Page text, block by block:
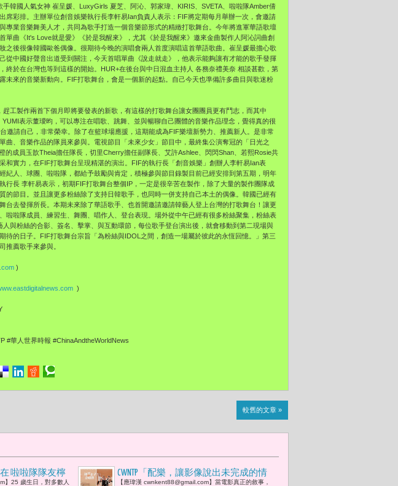
手韓國人氣女神 崔呈媛、LuxyGirls 夏芝、阿沁、郭家瑋、KIRIS、SVETA、 啦啦隊Amber倩
出席彩排。主辦單位創音娛樂執行長李軒易Ian負責人表示： FIF將定期每月舉辦一次， 會邀請
專業音樂舞美人才， 共同為歌手打造一個音樂節形式的精緻打歌舞台。 今年將進軍華語歌壇
單曲《It's Love就是愛》《於是我醒來》，尤其《於是我醒來》 邀來金曲製作人阿沁詞曲創
之後很像韓國歐爸偶像。 很期待今晚的演唱會兩人首度演唱這首華語歌曲。 崔呈媛最擔心歌
從中國好聲音出道受到關注，今天首唱單曲《說走就走》
，他表示能夠讓有才能的歌手發揮
終於在台灣也等到這樣的開始。HUR+在後台與中日混血主持人 各務奈禮美奈 相談甚歡，第
未來的音樂新動向。FIF打歌舞台，會是一個新的起點。 自己今天也準備許多曲目與歌迷粉
趕工製作兩首下個月即將要發表的新歌， 有這樣的打歌舞台讓女團團員更有鬥志， 而其中
YUMI表示董璦昀，可以專注在唱歌、跳舞、 並與暢聊自己團體的音樂作品理念，覺得真的很
邀請自己， 非常榮幸。除了在籃球場應援，這期能成為FIF樂壇新勢力、 推薦新人。是非常
曲、 音樂作品的隊員來參與。電視節目「未來少女」節目中， 最終集公演奪冠的「日光之
的成員玉歆Theia擔任隊長， 切里Cherry擔任副隊長、艾許Ashlee、閃閃Shan、 若熙Rosie共
和實力， 在FIF打歌舞台呈現精湛的演出。FIF的執行長「創音娛樂」 創辦人李軒易Ian表
紀人、球團、啦啦隊，都給予鼓勵與肯定， 積極參與節目錄製目前已經安排到第五期， 明年
行長 李軒易表示，初期FIF打歌舞台整個IP，一定是很辛苦在製作， 除了大量的製作團隊成
的節目。 並且讓更多粉絲除了支持日韓歌手， 也同時一併支持自己本土的偶像。韓國已經有
台去發揮所長。本期未來除了華語歌手、 也首開邀請邀請韓藝人登上台灣的打歌舞台！ 讓更
啦啦隊成員、 練習生、舞團、唱作人、登台表現。 場外從中午已經有很多粉絲聚集，粉絲表
與粉絲的合影、簽名、擊掌、與互動環節， 每位歌手登台演出後，就會移動到第二現場與
待的日子。FIF打歌舞台宗旨「為粉絲與IDOL之間，創造一場屬於彼此的永恆回憶。」 第三
推薦歌手來參與。
)
)
#華人世界時報 #ChinaAndtheWorldNews
較舊的文章 »
在 啦啦隊隊友檸
】25 歲生日，對多數人
CWNTP「配樂，讓影像說出未完成的情
【應瑋漢 cwnkent88@gmail.com】當電影真正的敘事，